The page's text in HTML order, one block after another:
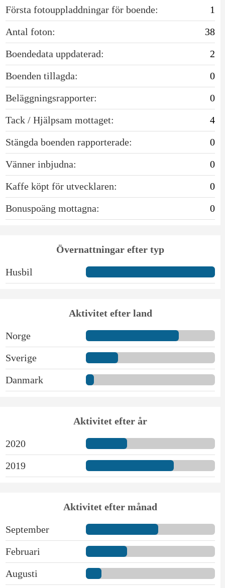
Första fotouppladdningar för boende:
1
Antal foton:
38
Boendedata uppdaterad:
2
Boenden tillagda:
0
Beläggningsrapporter:
0
Tack / Hjälpsam mottaget:
4
Stängda boenden rapporterade:
0
Vänner inbjudna:
0
Kaffe köpt för utvecklaren:
0
Bonuspoäng mottagna:
0
Övernattningar efter typ
Husbil
Aktivitet efter land
Norge
Sverige
Danmark
Aktivitet efter år
2020
2019
Aktivitet efter månad
September
Februari
Augusti